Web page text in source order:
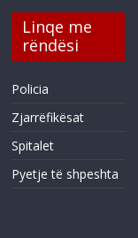
Linqe me
rëndësi
Policia
Zjarrëfikësat
Spitalet
Pyetje të shpeshta